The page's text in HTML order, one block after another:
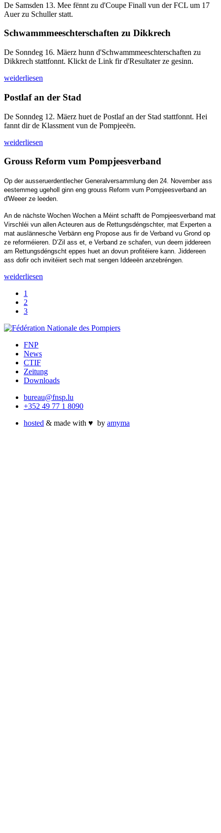
De Samsden 13. Mee fënnt zu d'Coupe Finall vun der FCL um 17
Auer zu Schuller statt.
Schwammmeeschterschaften zu Dikkrech
De Sonndeg 16. Mäerz hunn d'Schwammmeeschterschaften zu
Dikkrech stattfonnt. Klickt de Link fir d'Resultater ze gesinn.
weiderliesen
Postlaf an der Stad
De Sonndeg 12. Mäerz huet de Postlaf an der Stad stattfonnt. Hei
fannt dir de Klassment vun de Pompjeeën.
weiderliesen
Grouss Reform vum Pompjeesverband
Op der ausseruerdentlecher Generalversammlung den 24. November ass
eestemmeg ugeholl ginn eng grouss Reform vum Pompjeesverband an
d'Weeer ze leeden.
An de nächste Wochen Wochen a Méint schafft de Pompjeesverband mat
Virschléi vun allen Acteuren aus de Rettungsdéngschter, mat Experten a
mat auslännesche Verbänn eng Propose aus fir de Verband vu Grond op
ze reforméieren. D’Zil ass et, e Verband ze schafen, vun deem jiddereen
am Rettungsdéngscht eppes huet an dovun profitéiere kann. Jiddereen
ass dofir och invitéiert sech mat sengen Iddeeën anzebréngen.
weiderliesen
1
2
3
FNP
News
CTIF
Zeitung
Downloads
bureau@fnsp.lu
+352 49 77 1 8090
hosted & made with ♥ by amyma